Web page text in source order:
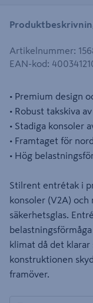
Artikelnummer:
EAN-kod:
• Premium design
• Robust takskiva
• Stadiga konsoler
• Framtaget för
• Hög
Stilrent entrétak i
konsoler (V2A)
säkerhetsglas.
klimat då det klarar
konstruktionen
framöver.